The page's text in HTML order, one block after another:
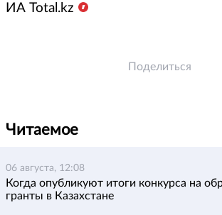
ИА Total.kz
Поделиться
Читаемое
06 августа, 12:08
Когда опубликуют итоги конкурса на
гранты в Казахстане